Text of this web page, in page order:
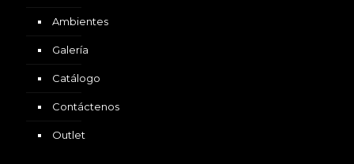
Ambientes
Galería
Catálogo
Contáctenos
Outlet